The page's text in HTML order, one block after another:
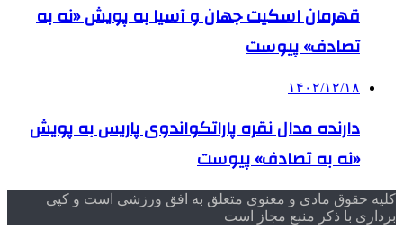
قهرمان اسکیت جهان و آسیا به پویش «نه به
تصادف» پیوست
۱۴۰۲/۱۲/۱۸
دارنده مدال نقره پاراتکواندوی پاریس به پویش
«نه به تصادف» پیوست
کلیه حقوق مادی و معنوی متعلق به افق ورزشی است و کپی
برداری با ذکر منبع مجاز است